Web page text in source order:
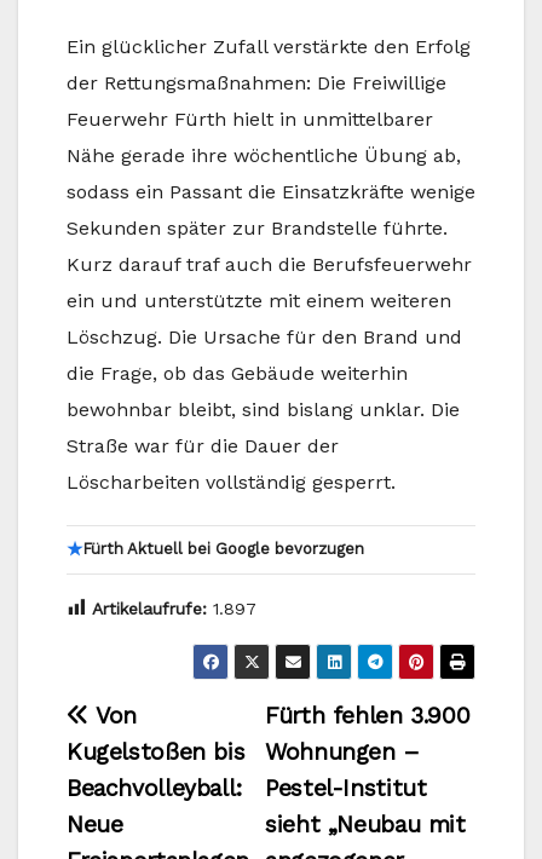
Ein glücklicher Zufall verstärkte den Erfolg
der Rettungsmaßnahmen: Die Freiwillige
Feuerwehr Fürth hielt in unmittelbarer
Nähe gerade ihre wöchentliche Übung ab,
sodass ein Passant die Einsatzkräfte wenige
Sekunden später zur Brandstelle führte.
Kurz darauf traf auch die Berufsfeuerwehr
ein und unterstützte mit einem weiteren
Löschzug. Die Ursache für den Brand und
die Frage, ob das Gebäude weiterhin
bewohnbar bleibt, sind bislang unklar. Die
Straße war für die Dauer der
Löscharbeiten vollständig gesperrt.
★Fürth Aktuell bei Google bevorzugen
Artikelaufrufe: 1.897
Beitragsnavigation
Fürth fehlen 3.900
Wohnungen –
Pestel-Institut
sieht „Neubau mit
Von
Kugelstoßen bis
Beachvolleyball:
Neue